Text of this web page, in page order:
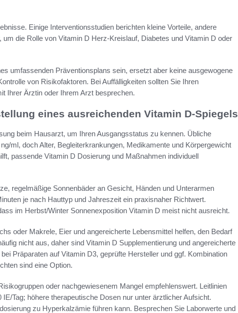
Einige Interventionsstudien berichten kleine Vorteile, andere
die Rolle von Vitamin D Herz‑Kreislauf, Diabetes und Vitamin D oder
umfassenden Präventionsplans sein, ersetzt aber keine ausgewogene
von Risikofaktoren. Bei Auffälligkeiten sollten Sie Ihren
Ihrer Ärztin oder Ihrem Arzt besprechen.
eines ausreichenden Vitamin D-Spiegels
beim Hausarzt, um Ihren Ausgangsstatus zu kennen. Übliche
ml, doch Alter, Begleiterkrankungen, Medikamente und Körpergewicht
passende Vitamin D Dosierung und Maßnahmen individuell
regelmäßige Sonnenbäder an Gesicht, Händen und Unterarmen
je nach Hauttyp und Jahreszeit ein praxisnaher Richtwert.
im Herbst/Winter Sonnenexposition Vitamin D meist nicht ausreicht.
oder Makrele, Eier und angereicherte Lebensmittel helfen, den Bedarf
nicht aus, daher sind Vitamin D Supplementierung und angereicherte
Präparaten auf Vitamin D3, geprüfte Hersteller und ggf. Kombination
sind eine Option.
oder nachgewiesenem Mangel empfehlenswert. Leitlinien
Tag; höhere therapeutische Dosen nur unter ärztlicher Aufsicht.
zu Hyperkalzämie führen kann. Besprechen Sie Laborwerte und